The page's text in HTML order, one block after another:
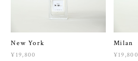
New York
¥19,800
Milan
¥19,800